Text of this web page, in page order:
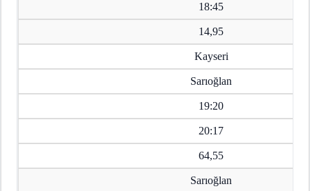
18:45
14,95
Kayseri
Sarıoğlan
19:20
20:17
64,55
Sarıoğlan